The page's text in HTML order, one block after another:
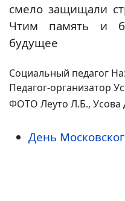
смело защищали
Чтим память и
будущее
Социальный педагог
Педагог-организатор
ФОТО Леуто Л.Б., Усова
День